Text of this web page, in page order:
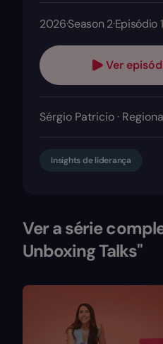
2026·Season 2·Episódio 1
Ver
Sérgio Patricio ·
Insights de liderança
Ver a série
Unboxing Talks"